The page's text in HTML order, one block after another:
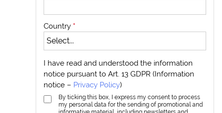
Country *
I have read and understood the information
notice pursuant to Art. 13 GDPR (Information
notice – Privacy Policy)
By ticking this box, I express my consent to process
my personal data for the sending of promotional and